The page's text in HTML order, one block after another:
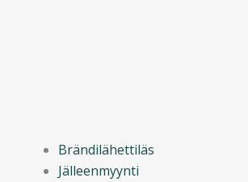
Brändilähettiläs
Jälleenmyynti